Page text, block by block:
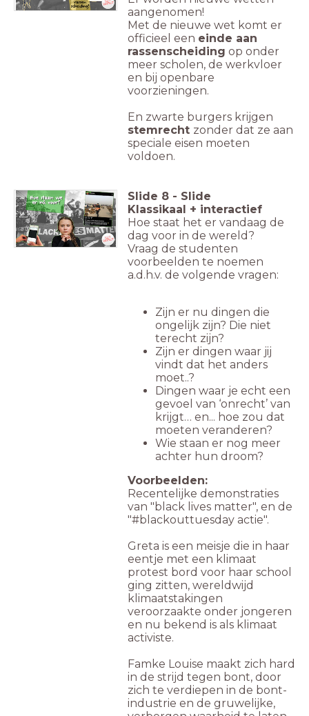
aangenomen!
Met de nieuwe wet komt er
officieel een einde aan
rassenscheiding op onder
meer scholen, de werkvloer
en bij openbare
voorzieningen.
En zwarte burgers krijgen
stemrecht zonder dat ze aan
speciale eisen moeten
voldoen.
Slide 8 - Slide
Klassikaal + interactief
Hoe staat het er vandaag de
dag voor in de wereld?
Vraag de studenten
voorbeelden te noemen
a.d.h.v. de volgende vragen:
Zijn er nu dingen die
ongelijk zijn? Die niet
terecht zijn?
Zijn er dingen waar jij
vindt dat het anders
moet..?
Dingen waar je echt een
gevoel van ‘onrecht’ van
krijgt… en... hoe zou dat
moeten veranderen?
Wie staan er nog meer
achter hun droom?
Voorbeelden:
Recentelijke demonstraties
van "black lives matter", en de
"#blackouttuesday actie".
Greta is een meisje die in haar
eentje met een klimaat
protest bord voor haar school
ging zitten, wereldwijd
klimaatstakingen
veroorzaakte onder jongeren
en nu bekend is als klimaat
activiste.
Famke Louise maakt zich hard
in de strijd tegen bont, door
zich te verdiepen in de bont-
industrie en de gruwelijke,